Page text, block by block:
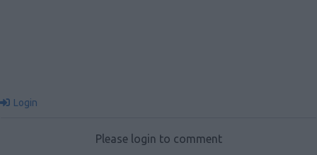
Login
Please login to comment